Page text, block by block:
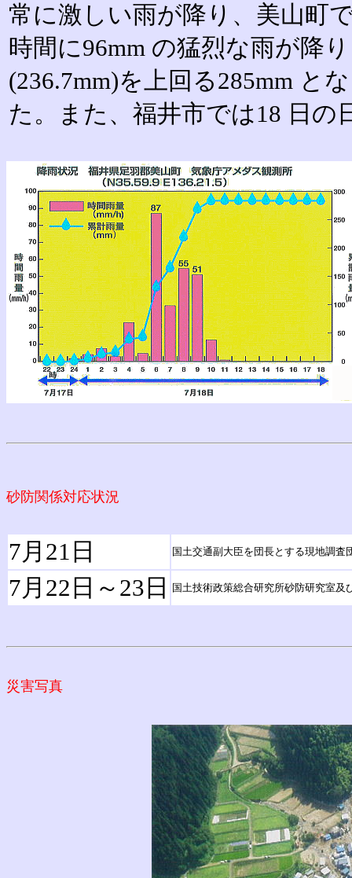
常に激しい雨が降り、美山町
時間に96mm の猛烈な雨が降
(236.7mm)を上回る285mm と
た。また、福井市では18 日の
砂防関係対応状況
7月21日 国土交通副大臣を団長とする現地調
7月22日～23日 国土技術政策総合研究所砂防研究室
災害写真